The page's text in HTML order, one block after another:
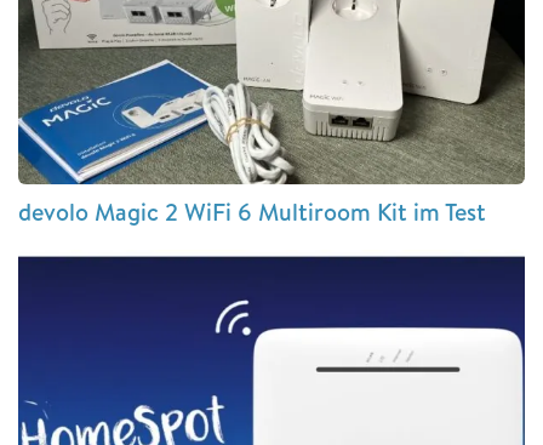
devolo Magic 2 WiFi 6 Multiroom Kit im Test